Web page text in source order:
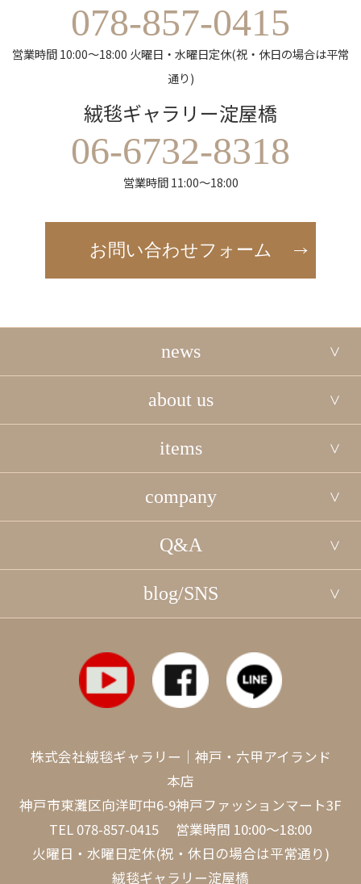
078-857-0415
営業時間 10:00～18:00 火曜日・水曜日定休(祝・休日の場合は平常
通り)
絨毯ギャラリー淀屋橋
06-6732-8318
営業時間 11:00～18:00
お問い合わせフォーム
news
about us
items
company
Q&A
blog/SNS
株式会社絨毯ギャラリー｜神戸・六甲アイランド
本店
神戸市東灘区向洋町中6-9神戸ファッションマート3F
TEL 078-857-0415 営業時間 10:00～18:00
火曜日・水曜日定休(祝・休日の場合は平常通り)
絨毯ギャラリー淀屋橋